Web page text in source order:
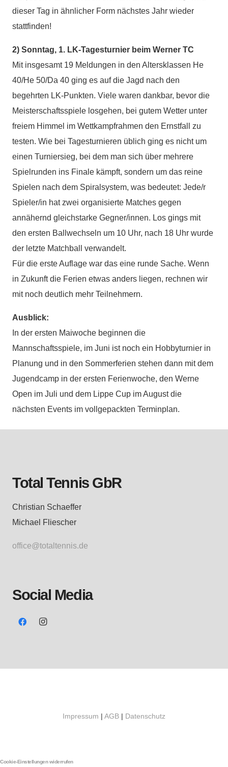
dieser Tag in ähnlicher Form nächstes Jahr wieder
stattfinden!
2) Sonntag, 1. LK-Tagesturnier beim Werner TC
Mit insgesamt 19 Meldungen in den Altersklassen He
40/He 50/Da 40 ging es auf die Jagd nach den
begehrten LK-Punkten. Viele waren dankbar, bevor die
Meisterschaftsspiele losgehen, bei gutem Wetter unter
freiem Himmel im Wettkampfrahmen den Ernstfall zu
testen. Wie bei Tagesturnieren üblich ging es nicht um
einen Turniersieg, bei dem man sich über mehrere
Spielrunden ins Finale kämpft, sondern um das reine
Spielen nach dem Spiralsystem, was bedeutet: Jede/r
Spieler/in hat zwei organisierte Matches gegen
annähernd gleichstarke Gegner/innen. Los gings mit
den ersten Ballwechseln um 10 Uhr, nach 18 Uhr wurde
der letzte Matchball verwandelt.
Für die erste Auflage war das eine runde Sache. Wenn
in Zukunft die Ferien etwas anders liegen, rechnen wir
mit noch deutlich mehr Teilnehmern.
Ausblick:
In der ersten Maiwoche beginnen die
Mannschaftsspiele, im Juni ist noch ein Hobbyturnier in
Planung und in den Sommerferien stehen dann mit dem
Jugendcamp in der ersten Ferienwoche, den Werne
Open im Juli und dem Lippe Cup im August die
nächsten Events im vollgepackten Terminplan.
Total Tennis GbR
Christian Schaeffer
Michael Fliescher
office@totaltennis.de
Social Media
Impressum | AGB | Datenschutz
Cookie-Einstellungen widerrufen